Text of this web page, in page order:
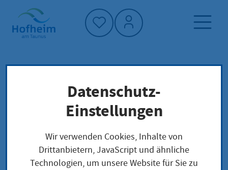
Startseite"
Dienstleistung-Finder
Verwaltungsstruktur
Suche nach zuständigem Finanzamt auf der
Internetseite des Bundeszentralamtes für
Steuern
Datenschutz-
Einstellungen
Wir verwenden Cookies, Inhalte von
Drittanbietern, JavaScript und ähnliche
Technologien, um unsere Website für Sie zu